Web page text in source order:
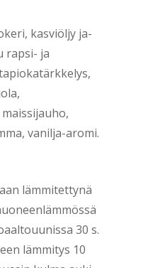
kasviöljy ja-
rapsi- ja
vanilja-aromi.
lämmitettynä
30 s.
lämmitys 10